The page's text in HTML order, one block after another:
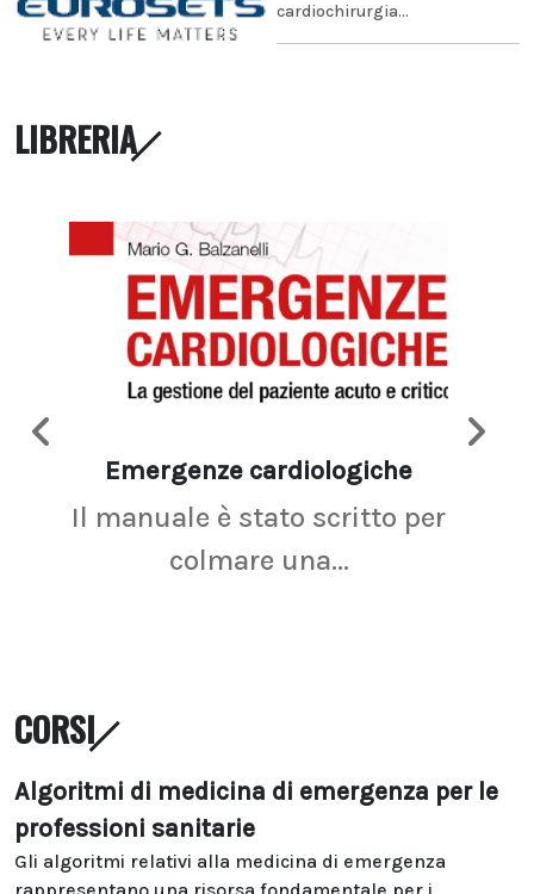
cardiochirurgia...
LIBRERIA
Emergenze cardiologiche
Il manuale è stato scritto per
colmare una...
CORSI
Algoritmi di medicina di emergenza per le
professioni sanitarie
Gli algoritmi relativi alla medicina di emergenza